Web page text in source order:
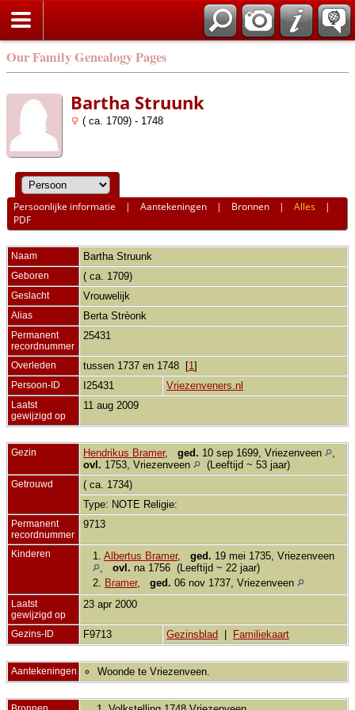
Our Family Genealogy Pages
Bartha Struunk
( ca. 1709) - 1748
Persoonlijke informatie |Aantekeningen | Bronnen |Alles |
PDF
Naam Bartha Struunk
Geboren ( ca. 1709)
Geslacht Vrouwelijk
Alias Berta Strèonk
Permanent
recordnummer
25431
Overleden tussen 1737 en 1748 [1 ]
Persoon-ID I25431 Vriezenveners.nl
Laatst
gewijzigd op
11 aug 2009
Gezin Hendrikus Bramer, ged. 10 sep 1699, Vriezenveen
ovl. 1753, Vriezenveen (Leeftijd ~ 53 jaar)
Getrouwd
( ca. 1734)
Type: NOTE Religie:
Permanent
recordnummer
9713
Kinderen 1. Albertus Bramer, ged. 19 mei 1735, Vriezenveen
ovl. na 1756 (Leeftijd ~ 22 jaar)
2.
Bramer, ged. 06 nov 1737, Vriezenveen
Laatst
gewijzigd op
23 apr 2000
Gezins-ID F9713 Gezinsblad Familiekaart
Aantekeningen Woonde te Vriezenveen.